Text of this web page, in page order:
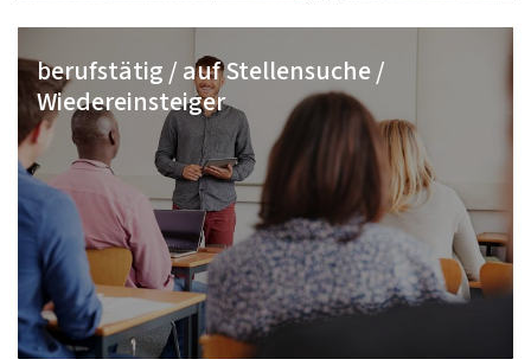
berufstätig / auf Stellensuche /
Wiedereinsteiger